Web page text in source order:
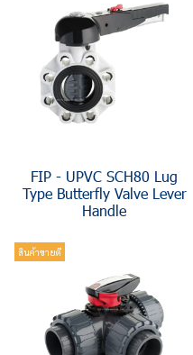
FIP - UPVC SCH80 Lug
Type Butterfly Valve Lever
Handle
สินค้าขายดี